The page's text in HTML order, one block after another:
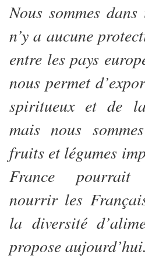
Nous sommes
n’y a aucune
entre les pays
nous permet
spiritueux et de
mais nous
fruits et légumes
France pourrait
nourrir les
la diversité
propose aujourd’hui.